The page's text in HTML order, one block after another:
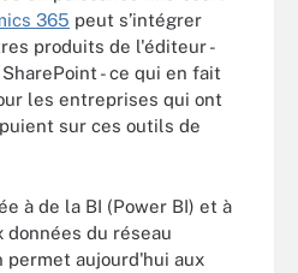
365 peut s’intégrer
produits de l'éditeur -
- ce qui en fait
les entreprises qui ont
sur ces outils de
à de la BI (Power BI) et à
données du réseau
permet aujourd'hui aux